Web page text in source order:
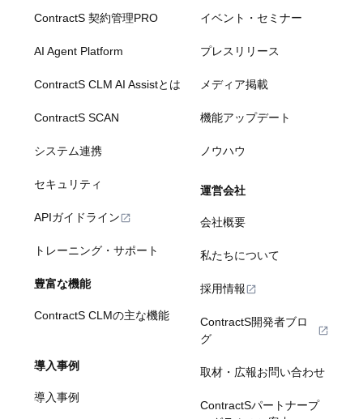
ContractS 契約管理PRO
AI Agent Platform
ContractS CLM AI Assistとは
ContractS SCAN
システム連携
セキュリティ
APIガイドライン
トレーニング・サポート
豊富な機能
ContractS CLMの主な機能
導入事例
導入事例
イベント・セミナー
プレスリリース
メディア掲載
機能アップデート
ノウハウ
運営会社
会社概要
私たちについて
採用情報
ContractS開発者ブロ
グ
取材・広報お問い合わせ
ContractSパートナープ